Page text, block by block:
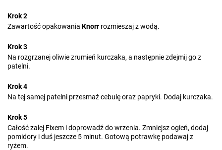
Krok 2
Zawartość opakowania Knorr rozmieszaj z wodą.
Krok 3
Na rozgrzanej oliwie zrumień kurczaka, a następnie zdejmij go z
patelni.
Krok 4
Na tej samej patelni przesmaż cebulę oraz papryki. Dodaj kurczaka.
Krok 5
Całość zalej Fixem i doprowadź do wrzenia. Zmniejsz ogień, dodaj
pomidory i duś jeszcze 5 minut. Gotową potrawkę podawaj z
ryżem.